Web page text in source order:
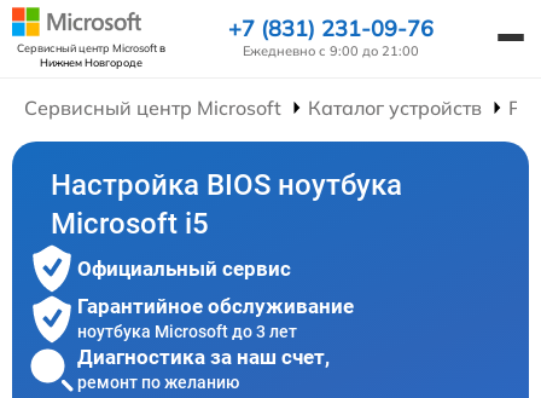
Сервисный центр Microsoftв
Нижнем Новгороде
+7 (831) 231-09-76
Ежедневно с 9:00 до 21:00
Сервисный центр Microsoft Каталог устройств
Настройка BIOS ноутбука
Microsoft i5
Официальный сервис
Гарантийное обслуживание
ноутбука Microsoft до 3 лет
Диагностика за наш счет,
ремонт по желанию